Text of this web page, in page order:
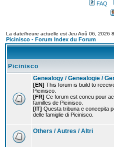
FAQ
La date/heure actuelle est Jeu Aoû 06, 2026
Picinisco - Forum Index du Forum
Picinisco
Genealogy / Genealogie /
[EN] This forum is build to
Picinisco.
[FR] Ce forum est concu pour
familles de Picinisco.
[IT] Questa tribuna e concepita
delle famiglie di Picinisco.
Others / Autres / Altri